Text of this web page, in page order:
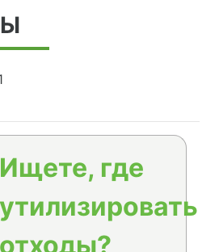
Ищете, где
утилизировать
отходы?